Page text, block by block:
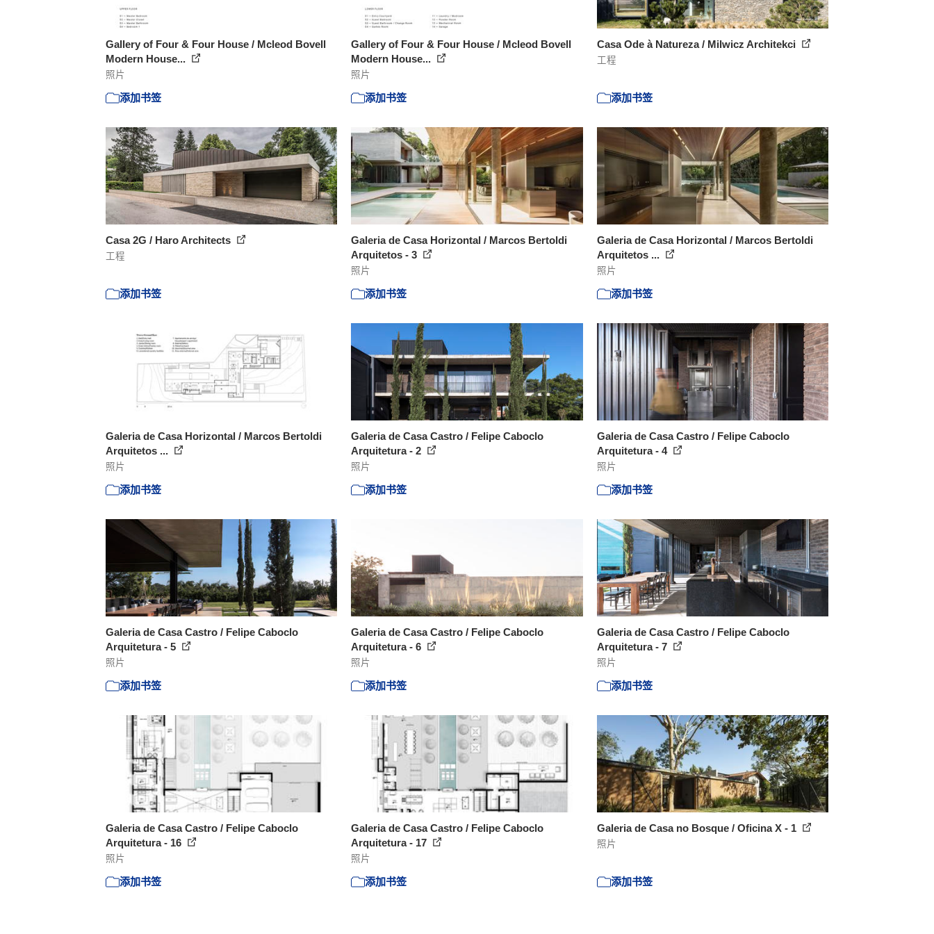
Gallery of Four & Four House / Mcleod Bovell
Modern House...
照片
添加书签
Gallery of Four & Four House / Mcleod Bovell
Modern House...
照片
添加书签
Casa Ode à Natureza / Milwicz Architekci
工程
添加书签
Casa 2G / Haro Architects
工程
添加书签
Galeria de Casa Horizontal / Marcos Bertoldi
Arquitetos - 3
照片
添加书签
Galeria de Casa Horizontal / Marcos Bertoldi
Arquitetos ...
照片
添加书签
Galeria de Casa Horizontal / Marcos Bertoldi
Arquitetos ...
照片
添加书签
Galeria de Casa Castro / Felipe Caboclo
Arquitetura - 2
照片
添加书签
Galeria de Casa Castro / Felipe Caboclo
Arquitetura - 4
照片
添加书签
Galeria de Casa Castro / Felipe Caboclo
Arquitetura - 5
照片
添加书签
Galeria de Casa Castro / Felipe Caboclo
Arquitetura - 6
照片
添加书签
Galeria de Casa Castro / Felipe Caboclo
Arquitetura - 7
照片
添加书签
Galeria de Casa Castro / Felipe Caboclo
Arquitetura - 16
照片
添加书签
Galeria de Casa Castro / Felipe Caboclo
Arquitetura - 17
照片
添加书签
Galeria de Casa no Bosque / Oficina X - 1
照片
添加书签